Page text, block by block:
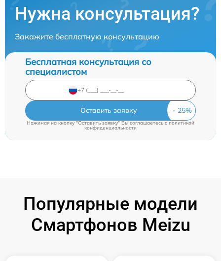
Нужна консультация?
Закажите бесплатную консультацию
Бесплатная консультация со
специалистом
Оставить заявку
Нажимая на кнопку "Оставить заявку" Вы соглашаетесь cполитикой
конфиденциальности
Популярные модели
Смартфонов Meizu